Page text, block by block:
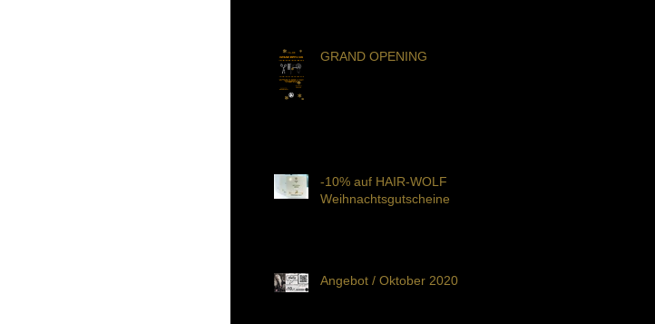
GRAND OPENING
-10% auf HAIR-WOLF
Weihnachtsgutscheine
Angebot / Oktober 2020